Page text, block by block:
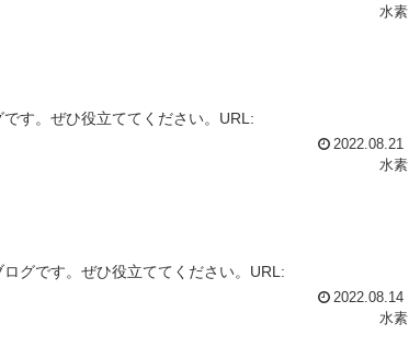
水素
す。ぜひ役立ててください。URL:
2022.08.21
水素
グです。ぜひ役立ててください。URL:
2022.08.14
水素